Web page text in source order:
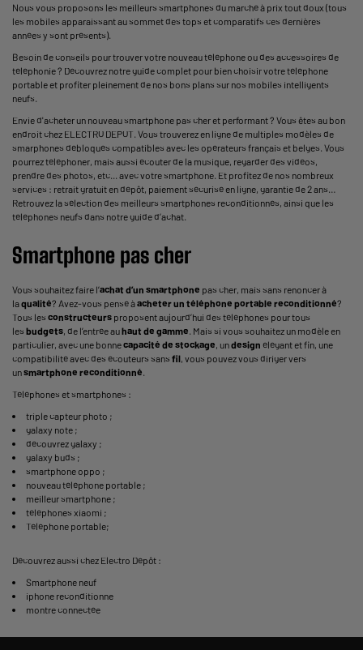
Nous vous proposons les meilleurs smartphones du marché à prix tout doux (tous
les mobiles apparaissant au sommet des tops et comparatifs ces dernières
années y sont présents).
Besoin de conseils pour trouver votre nouveau téléphone ou des accessoires de
téléphonie ? Découvrez notre guide complet pour bien choisir votre téléphone
portable et profiter pleinement de nos bons plans sur nos mobiles intelligents
neufs.
Envie d'acheter un nouveau smartphone pas cher et performant ? Vous êtes au bon
endroit chez ELECTRO DEPOT. Vous trouverez en ligne de multiples modèles de
smarphones débloqués compatibles avec les opérateurs français et belges. Vous
pourrez téléphoner, mais aussi écouter de la musique, regarder des vidéos,
prendre des photos, etc... avec votre smartphone. Et profitez de nos nombreux
services : retrait gratuit en dépôt, paiement sécurisé en ligne, garantie de 2 ans…
Retrouvez la sélection des meilleurs smartphones reconditionnés, ainsi que les
téléphones neufs dans notre guide d’achat.
Smartphone pas cher
Vous souhaitez faire l’achat d’un smartphone pas cher, mais sans renoncer à
laqualité? Avez-vous pensé àacheter un téléphone portable reconditionné?
Tous les constructeurs proposent aujourd’hui des téléphones pour tous
les budgets, de l’entrée auhaut de gamme. Mais si vous souhaitez un modèle en
particulier, avec une bonnecapacité de stockage, undesign élégant et fin, une
compatibilité avec des écouteurs sans fil, vous pouvez vous diriger vers
unsmartphone reconditionné.
Téléphones et smartphones :
triple capteur photo ;
galaxy note ;
découvrez galaxy ;
galaxy buds ;
smartphone oppo ;
nouveau téléphone portable ;
meilleur smartphone ;
téléphones xiaomi ;
Téléphone portable;
Découvrez aussi chez Electro Dépôt :
Smartphone neuf
iphone reconditionne
montre connectée